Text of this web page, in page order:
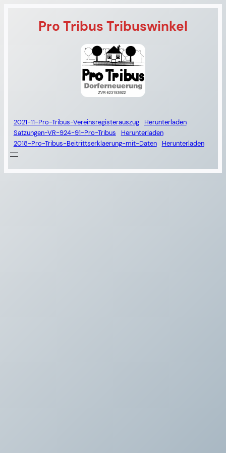
Pro Tribus Tribuswinkel
2021-11-Pro-Tribus-Vereinsregisterauszug
Herunterladen
Satzungen-VR-924-91-Pro-Tribus
Herunterladen
2018-Pro-Tribus-Beitrittserklaerung-mit-Daten
Herunterladen